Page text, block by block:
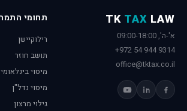
TK TAX LAW
א'-ה', 09:00-18:00
+972 54 944 9314
office@tktax.co.il
תחומי
רילוקיישן
תושב חוזר
מיסוי בינלאומי
מיסוי נדל"ן
גילוי מרצון